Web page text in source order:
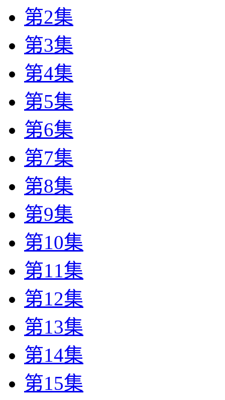
第2集
第3集
第4集
第5集
第6集
第7集
第8集
第9集
第10集
第11集
第12集
第13集
第14集
第15集